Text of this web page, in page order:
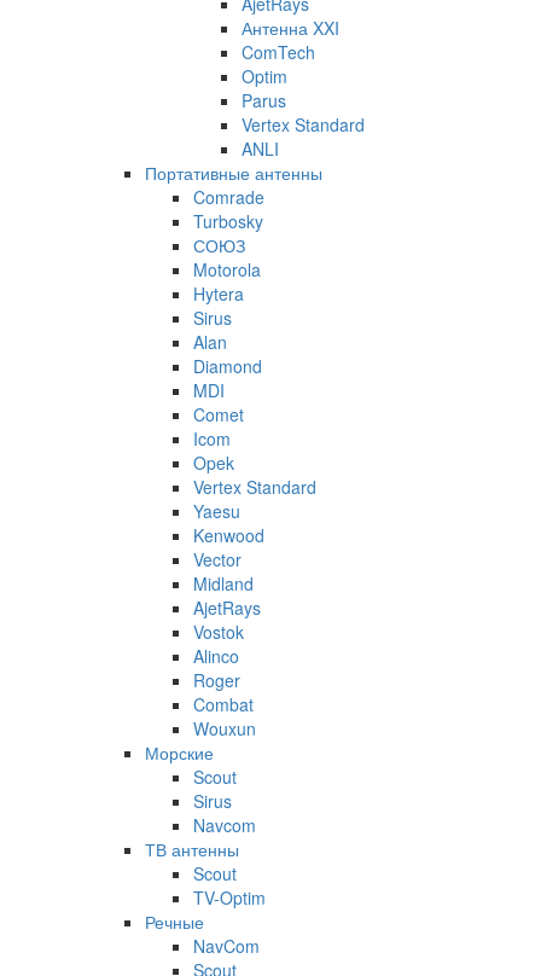
Антенна XXI
ComTech
Optim
Parus
Vertex Standard
ANLI
Портативные антенны
Comrade
Turbosky
СОЮЗ
Motorola
Hytera
Sirus
Alan
Diamond
MDI
Comet
Icom
Opek
Vertex Standard
Yaesu
Kenwood
Vector
Midland
AjetRays
Vostok
Alinco
Roger
Combat
Wouxun
Морские
Scout
Sirus
Navcom
ТВ антенны
Scout
TV-Optim
Речные
NavCom
Scout